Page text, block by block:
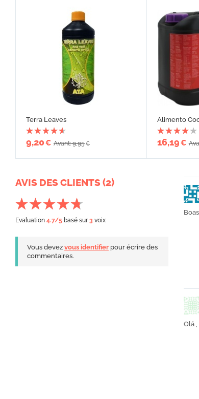
Terra Leaves
9,20€ Avant: 9,95€
Alimento
16,19€
AVIS DES CLIENTS (2)
Evaluation 4.7/5 basé sur3 voix
Vous devez vous identifier pour écrire des
commentaires.
Olá